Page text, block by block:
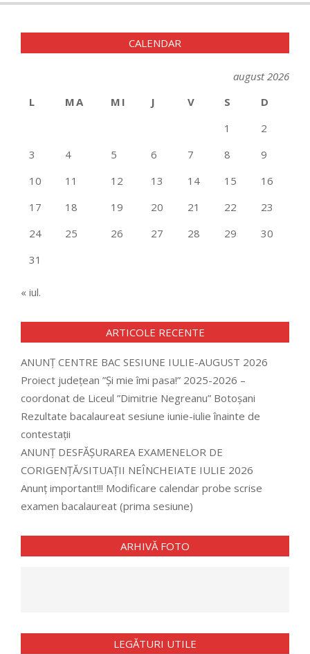
CALENDAR
august 2026
L
MA MI J V S
D
1
2
3
4 5 6 7 8
9
10
11 12 13 14 15
16
17
18 19 20 21 22
23
24
25 26 27 28 29
30
31
« iul.
ARTICOLE RECENTE
ANUNȚ CENTRE BAC SESIUNE IULIE-AUGUST 2026
Proiect județean ”Și mie îmi pasa!” 2025-2026 –
coordonat de Liceul ”Dimitrie Negreanu” Botoșani
Rezultate bacalaureat sesiune iunie-iulie înainte de
contestații
ANUNȚ DESFĂȘURAREA EXAMENELOR DE
CORIGENȚĂ/SITUAȚII NEÎNCHEIATE IULIE 2026
Anunț important!!! Modificare calendar probe scrise
examen bacalaureat (prima sesiune)
ARHIVĂ FOTO
LEGĂTURI UTILE